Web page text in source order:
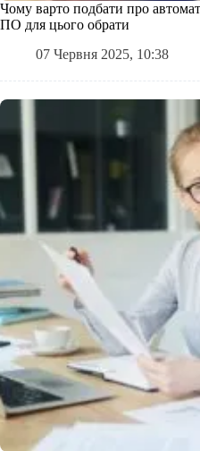
Чому варто подбати про
ПО для цього обрати
07 Червня 2025, 10:38